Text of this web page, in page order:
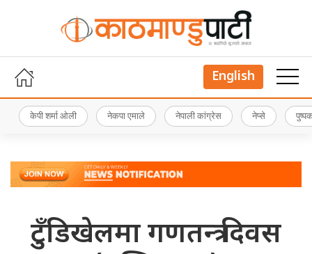
English
केपी शर्मा ओली नेकपा एमाले नेपाली कांग्रेस नेप्से
टुँडिखेलमा गणतन्त्र दिवस